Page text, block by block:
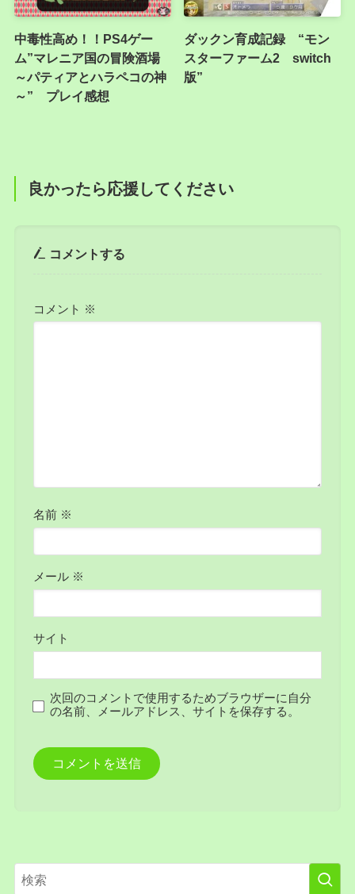
中毒性高め！！PS4ゲー
ム”マレニア国の冒険酒場
～パティアとハラペコの神
～” プレイ感想
ダックン育成記録 “モン
スターファーム2 switch
版”
良かったら応援してください
コメントする
コメント ※
名前 ※
メール ※
サイト
次回のコメントで使用するためブラウザーに自分
の名前、メールアドレス、サイトを保存する。